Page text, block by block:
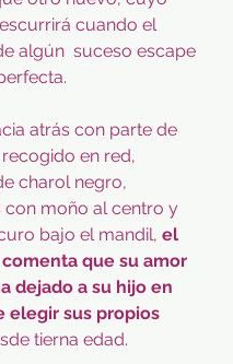
cuando el
algún  suceso escape
atrás con parte de
en red,
charol negro,
con moño al centro y
bajo el mandil, el
que su amor
dejado a su hijo en
elegir sus propios
tierna edad.